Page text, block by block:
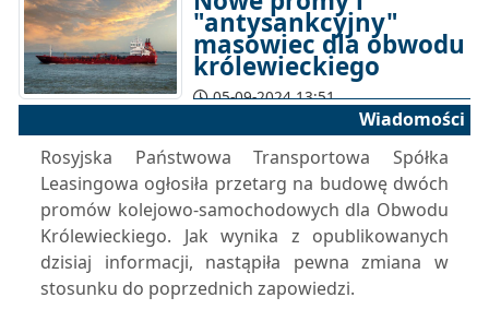
"antysankcyjny"
masowiec dla obwodu
królewieckiego
05-09-2024 13:51
Wiadomości
Rosyjska Państwowa Transportowa Spółka
Leasingowa ogłosiła przetarg na budowę dwóch
promów kolejowo-samochodowych dla Obwodu
Królewieckiego. Jak wynika z opublikowanych
dzisiaj informacji, nastąpiła pewna zmiana w
stosunku do poprzednich zapowiedzi.